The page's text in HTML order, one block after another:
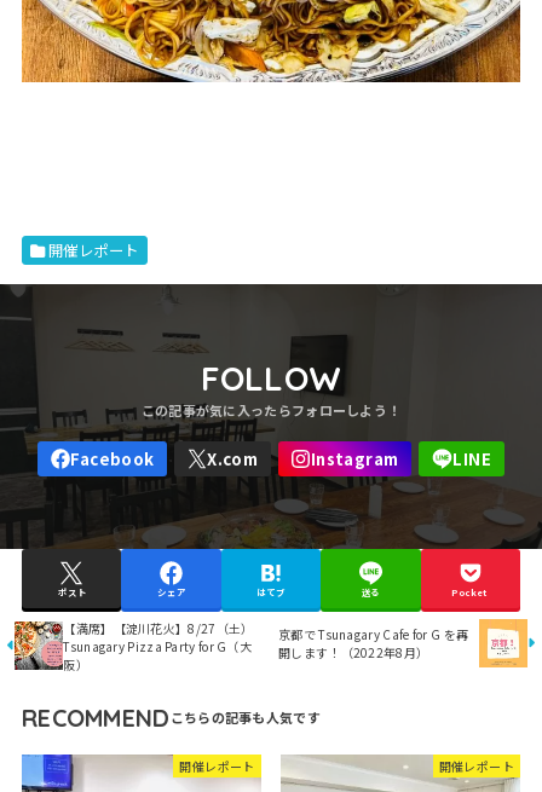
開催レポート
FOLLOW
ポスト シェア はてブ 送る Pocket
【満席】【淀川花火】8/27（土）
Tsunagary Pizza Party for G（大
阪）
京都で Tsunagary Cafe for G を再
開します！（2022年8月）
RECOMMEND
開催レポート 開催レポート